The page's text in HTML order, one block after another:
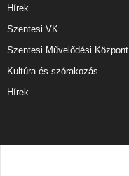
Hírek
Szentesi VK
Szentesi Művelődési Központ
Kultúra és szórakozás
Hírek